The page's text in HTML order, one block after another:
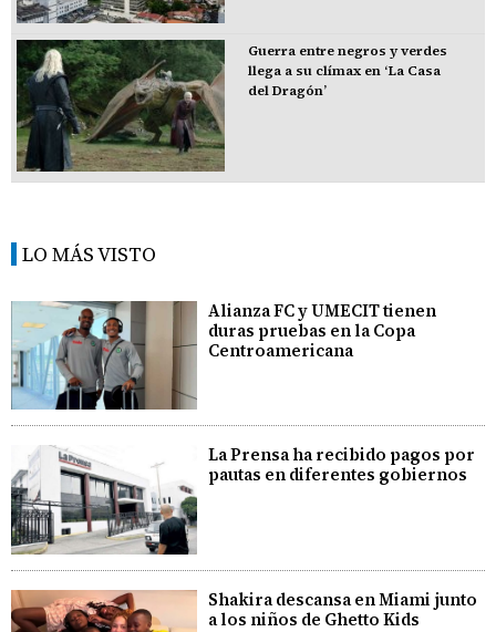
Guerra entre negros y verdes
llega a su clímax en ‘La Casa
del Dragón’
LO MÁS VISTO
Alianza FC y UMECIT tienen
duras pruebas en la Copa
Centroamericana
La Prensa ha recibido pagos por
pautas en diferentes gobiernos
Shakira descansa en Miami junto
a los niños de Ghetto Kids